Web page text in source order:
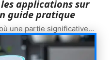
applications sur
guide pratique
une partie significative…